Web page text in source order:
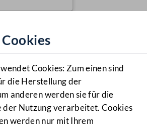
öffnen
Cookies: Zum einen sind
die Herstellung der
anderen werden sie für die
der Nutzung verarbeitet. Cookies
werden nur mit Ihrem